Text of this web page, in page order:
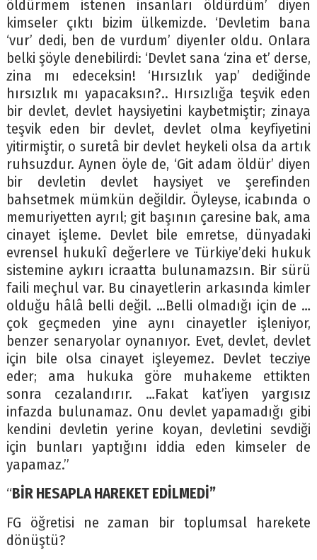
öldürmem istenen insanları öldürdüm’ diyen
kimseler çıktı bizim ülkemizde. ‘Devletim bana
‘vur’ dedi, ben de vurdum’ diyenler oldu. Onlara
belki şöyle denebilirdi: ‘Devlet sana ‘zina et’ derse,
zina mı edeceksin! ‘Hırsızlık yap’ dediğinde
hırsızlık mı yapacaksın?.. Hırsızlığa teşvik eden
bir devlet, devlet haysiyetini kaybetmiştir; zinaya
teşvik eden bir devlet, devlet olma keyfiyetini
yitirmiştir, o suretâ bir devlet heykeli olsa da artık
ruhsuzdur. Aynen öyle de, ‘Git adam öldür’ diyen
bir devletin devlet haysiyet ve şerefinden
bahsetmek mümkün değildir. Öyleyse, icabında o
memuriyetten ayrıl; git başının çaresine bak, ama
cinayet işleme. Devlet bile emretse, dünyadaki
evrensel hukukî değerlere ve Türkiye’deki hukuk
sistemine aykırı icraatta bulunamazsın. Bir sürü
faili meçhul var. Bu cinayetlerin arkasında kimler
olduğu hâlâ belli değil. …Belli olmadığı için de …
çok geçmeden yine aynı cinayetler işleniyor,
benzer senaryolar oynanıyor. Evet, devlet, devlet
için bile olsa cinayet işleyemez. Devlet tecziye
eder; ama hukuka göre muhakeme ettikten
sonra cezalandırır. …Fakat kat’iyen yargısız
infazda bulunamaz. Onu devlet yapamadığı gibi
kendini devletin yerine koyan, devletini sevdiği
için bunları yaptığını iddia eden kimseler de
yapamaz.”
“BİR HESAPLA HAREKET EDİLMEDİ”
FG öğretisi ne zaman bir toplumsal harekete
dönüştü?